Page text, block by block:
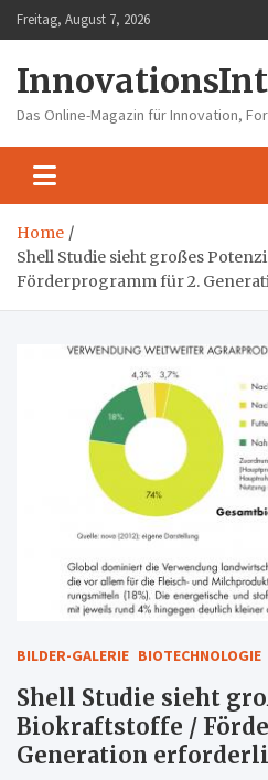
Skip
to
Freitag, August 7, 2026
Das Online-Magazin für Innovation,
Home
Shell Studie sieht großes
Förderprogramm für 2.
BILDER-GALERIE BIOTECHNOLOGIE
Shell Studie sieht
Biokraftstoffe /
Generation